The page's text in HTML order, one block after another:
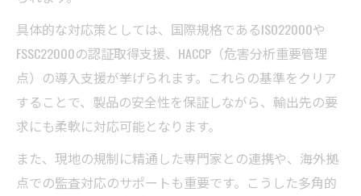
具体的な対応策としては、国際規格であるISO22000や
FSSC22000の認証取得支援、HACCP（危害分析重要管理
点）の導入支援が挙げられます。これらの基準をクリア
することで、製品の安全性を保証しながら、輸出先の要
求にも柔軟に対応可能となります。
また、現地の規制に精通した専門家との連携や、海外拠
点での監査対応のサポートも重要です。こうした多角的